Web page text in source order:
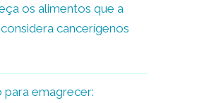
os alimentos que a
cancerígenos
para emagrecer: